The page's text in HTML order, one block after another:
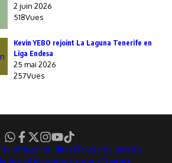
2 juin 2026
518Vues
Kevin YEBO rejoint La Laguna Tenerife en
Liga Endesa
25 mai 2026
257Vues
africain en directTous nos articles